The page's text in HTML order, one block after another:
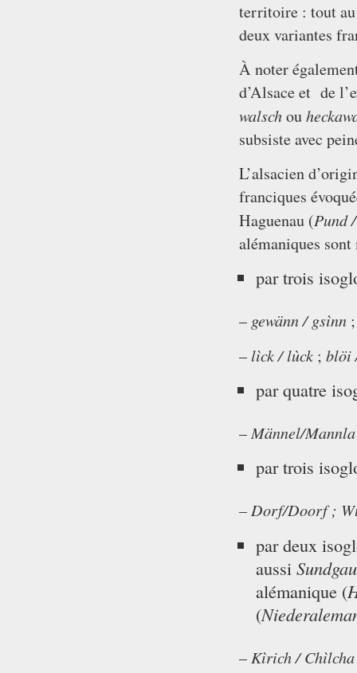
territoire : tout au
deux variantes
À noter
d’Alsace et de
walschou
subsiste avec
L’alsacien
franciques
Haguenau (Pund
alémaniques
par trois
– gewänn / gsìnn
– lìck / lùck ; blöi
par quatre
–Männel/
par trois
– Dorf/Doorf ;
par deux
aussi
alémanique (
(
– Kìrich /